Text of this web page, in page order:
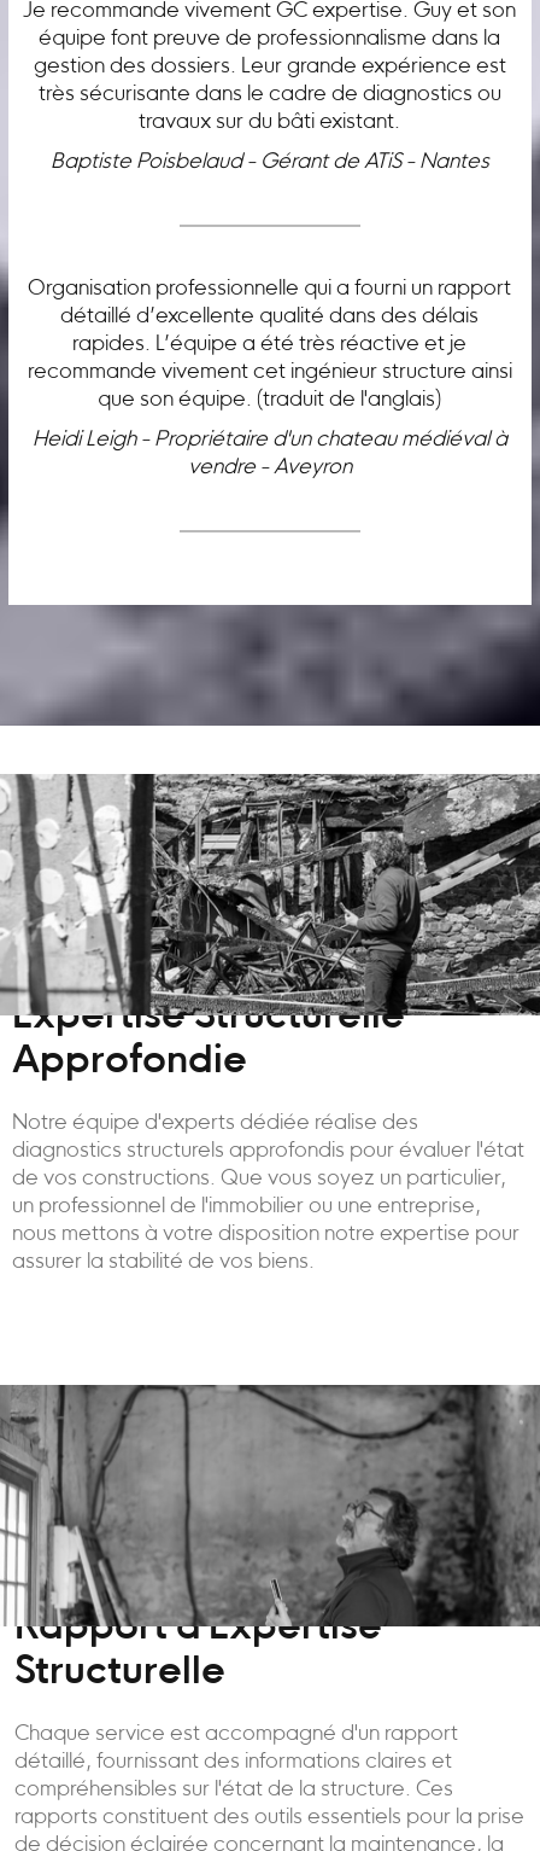
Je recommande vivement GC expertise. Guy et son
équipe font preuve de professionnalisme dans la
gestion des dossiers. Leur grande expérience est
très sécurisante dans le cadre de diagnostics ou
travaux sur du bâti existant.
Baptiste Poisbelaud - Gérant de ATiS - Nantes
Organisation professionnelle qui a fourni un rapport
détaillé d’excellente qualité dans des délais
rapides. L’équipe a été très réactive et je
recommande vivement cet ingénieur structure ainsi
que son équipe. (traduit de l'anglais)
Heidi Leigh - Propriétaire d'un chateau médiéval à
vendre - Aveyron
Expertise Structurelle
Approfondie
Notre équipe d'experts dédiée réalise des
diagnostics structurels approfondis pour évaluer l'état
de vos constructions. Que vous soyez un particulier,
un professionnel de l'immobilier ou une entreprise,
nous mettons à votre disposition notre expertise pour
assurer la stabilité de vos biens.
Rapport d'Expertise
Structurelle
Chaque service est accompagné d'un rapport
détaillé, fournissant des informations claires et
compréhensibles sur l'état de la structure. Ces
rapports constituent des outils essentiels pour la prise
de décision éclairée concernant la maintenance, la